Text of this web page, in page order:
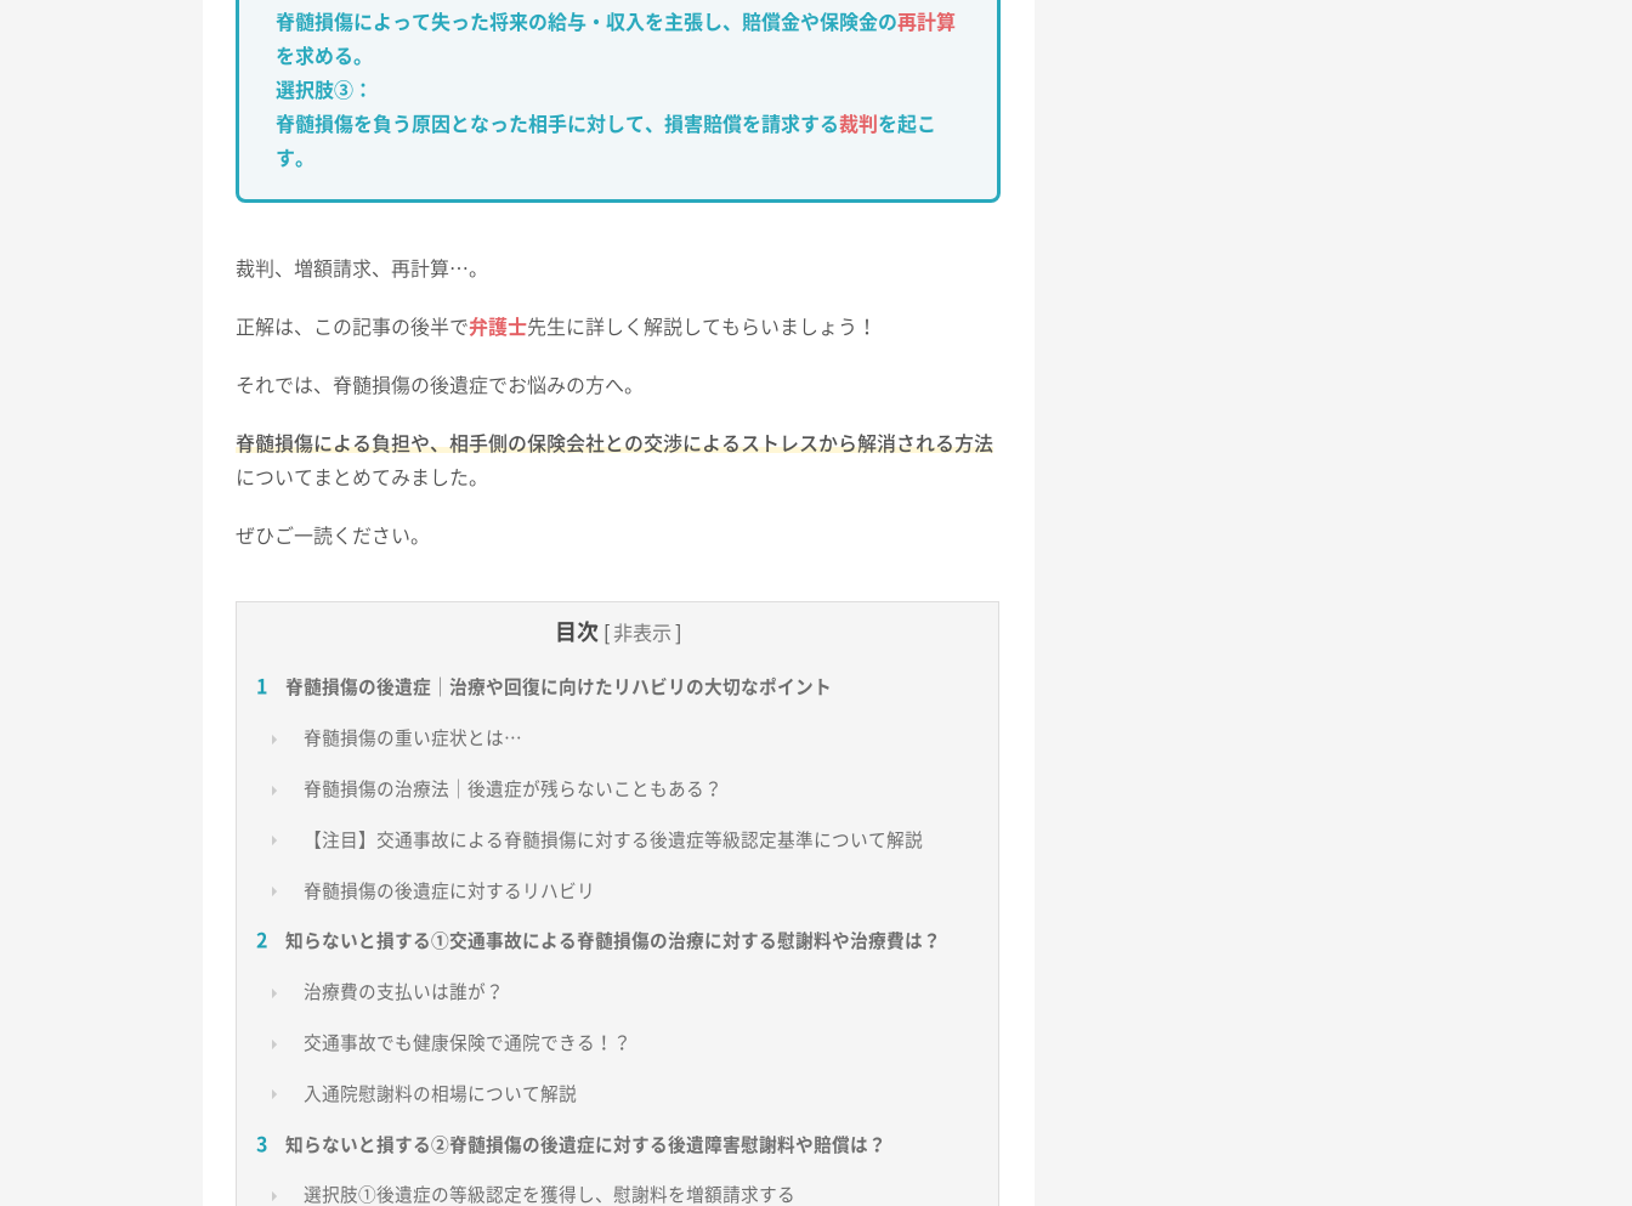
脊髄損傷によって失った将来の給与・収入を主張し、賠償金や保険金の再計算
を求める。
選択肢③：
脊髄損傷を負う原因となった相手に対して、損害賠償を請求する裁判 を起こ
す。
裁判、増額請求、再計算…。
正解は、この記事の後半で弁護士先生に詳しく解説してもらいましょう！
それでは、脊髄損傷の後遺症でお悩みの方へ。
脊髄損傷による負担や、相手側の保険会社との交渉によるストレスから解消される方法
についてまとめてみました。
ぜひご一読ください。
目次 非表示
脊髄損傷の後遺症｜治療や回復に向けたリハビリの大切なポイント
脊髄損傷の重い症状とは…
脊髄損傷の治療法｜後遺症が残らないこともある？
【注目】交通事故による脊髄損傷に対する後遺症等級認定基準について解説
脊髄損傷の後遺症に対するリハビリ
知らないと損する①交通事故による脊髄損傷の治療に対する慰謝料や治療費は？
治療費の支払いは誰が？
交通事故でも健康保険で通院できる！？
入通院慰謝料の相場について解説
知らないと損する②脊髄損傷の後遺症に対する後遺障害慰謝料や賠償は？
選択肢①後遺症の等級認定を獲得し、慰謝料を増額請求する